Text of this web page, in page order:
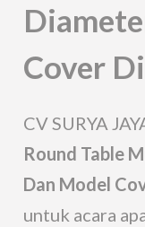
Cover
CV SURYA
Round Table
Dan Model
untuk acara